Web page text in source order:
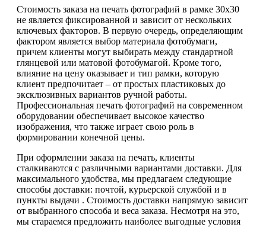
Стоимость заказа на печать фотографий в рамке 30х30
не является фиксированной и зависит от нескольких
ключевых факторов. В первую очередь, определяющим
фактором является выбор материала фотобумаги,
причем клиенты могут выбирать между стандартной
глянцевой или матовой фотобумагой. Кроме того,
влияние на цену оказывает и тип рамки, которую
клиент предпочитает – от простых пластиковых до
эксклюзивных вариантов ручной работы.
Профессиональная печать фотографий на современном
оборудовании обеспечивает высокое качество
изображения, что также играет свою роль в
формировании конечной цены.
При оформлении заказа на печать, клиенты
сталкиваются с различными вариантами доставки. Для
максимального удобства, мы предлагаем следующие
способы доставки: почтой, курьерской службой и в
пункты выдачи . Стоимость доставки напрямую зависит
от выбранного способа и веса заказа. Несмотря на это,
мы стараемся предложить наиболее выгодные условия